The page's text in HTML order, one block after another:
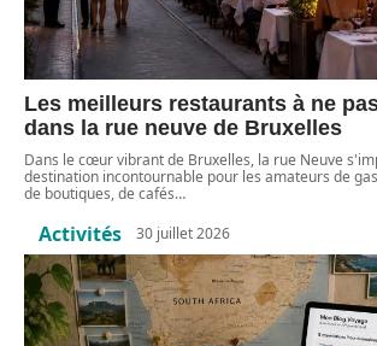
Les meilleurs restaurants à ne
dans la rue neuve de Bruxelles
Dans le cœur vibrant de Bruxelles, la rue Neuve
destination incontournable pour les amateurs de
de boutiques, de cafés…
Activités 30 juillet 2026